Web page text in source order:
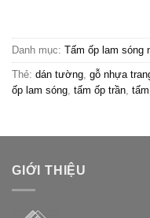
Danh mục: Tấm ốp lam sóng
Thẻ: dán tường, gỗ nhựa
ốp lam sóng, tấm ốp trần,
GIỚI THIỆU